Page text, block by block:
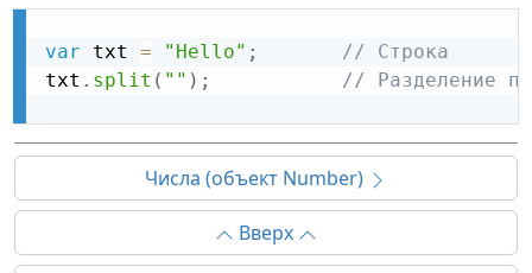
var txt = "Hello" ;
// Строка
txt . split ( "" ) ; // Разделение
Числа (объект Number)
Вверх